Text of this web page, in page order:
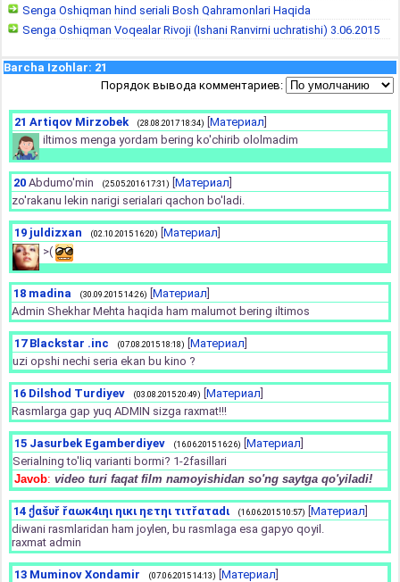
Senga Oshiqman hind seriali Bosh Qahramonlari Haqida
Senga Oshiqman Voqealar Rivoji (Ishani Ranvirni uchratishi) 3.06.2015
Barcha Izohlar: 21
Порядок вывода комментариев:
21 Artiqov Mirzobek (28.08.2017 18:34) Материал
iltimos menga yordam bering ko'chirib ololmadim
20 Abdumo'min (25.05.2016 17:31) Материал
zo'rakanu lekin narigi serialari qachon bo'ladi.
19 juldizxan (02.10.2015 16:20) Материал
>(
18 madina (30.09.2015 14:26) Материал
Admin Shekhar Mehta haqida ham malumot bering iltimos
17 Blackstar .inc (07.08.2015 18:18) Материал
uzi opshi nechi seria ekan bu kino ?
16 Dilshod Turdiyev (03.08.2015 20:49) Материал
Rasmlarga gap yuq ADMIN sizga raxmat!!!
15 Jasurbek Egamberdiyev (16.06.2015 16:26) Материал
Serialning to'liq varianti bormi? 1-2fasillari
Javob: video turi faqat film namoyishidan so'ng saytga qo'yiladi!
14 ქαšυř řαωκ4ιηι ηικι ηετηι τιτřαταdι (16.06.2015 10:57) Материал
diwani rasmlaridan ham joylen, bu rasmlaga esa gapyo qoyil.
raxmat admin
13 Muminov Xondamir (07.06.2015 14:13) Материал